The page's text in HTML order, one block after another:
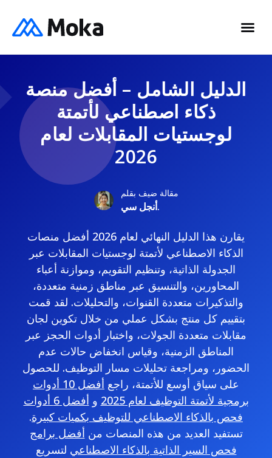
الدليل الشامل – أفضل منصة
ذكاء اصطناعي لأتمتة
لوجستيات المقابلات لعام
2026
مقالة ضيف بقلم
أنجل سي.
يقارن هذا الدليل النهائي لعام 2026 أفضل منصات
الذكاء الاصطناعي لأتمتة لوجستيات المقابلات عبر
الجدولة الذاتية، وتنظيم التقويم، وموازنة أعباء
المحاورين، والتنسيق عبر مناطق زمنية متعددة،
والتذكيرات متعددة القنوات، والتحليلات. لقد قمت
بتقييم كل منتج بشكل عملي من خلال تكوين لجان
مقابلات متعددة الجولات، واختبار أدوات الحجز عبر
المناطق الزمنية، وقياس انخفاض حالات عدم
الحضور، ومراجعة تحليلات مسار التوظيف. للحصول
على سياق أوسع للأتمتة، راجع
أفضل 10 أدوات
برمجية لأتمتة التوظيف لعام 2025
و
أفضل 6 أدوات
فحص بالذكاء الاصطناعي للتوظيف بكميات كبيرة.
تستفيد العديد من هذه المنصات من أفضل برامج
فحص السير الذاتية بالذكاء الاصطناعي لتسريع